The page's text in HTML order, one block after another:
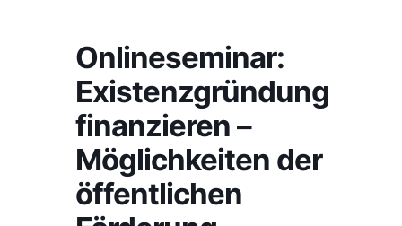
Onlineseminar:
Existenzgründung
finanzieren –
Möglichkeiten der
öffentlichen